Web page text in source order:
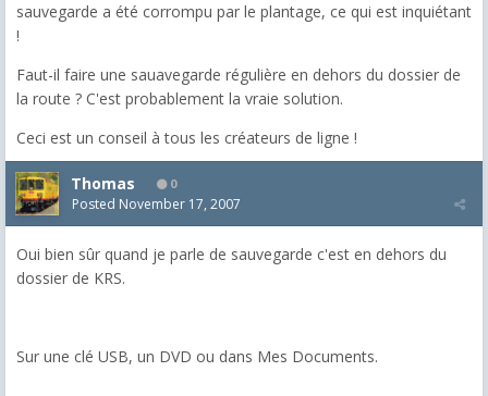
sauvegarde a été corrompu par le plantage, ce qui est inquiétant
!
Faut-il faire une sauavegarde régulière en dehors du dossier de
la route ? C'est probablement la vraie solution.
Ceci est un conseil à tous les créateurs de ligne !
Thomas 0
Posted November 17, 2007
Oui bien sûr quand je parle de sauvegarde c'est en dehors du
dossier de KRS.
Sur une clé USB, un DVD ou dans Mes Documents.